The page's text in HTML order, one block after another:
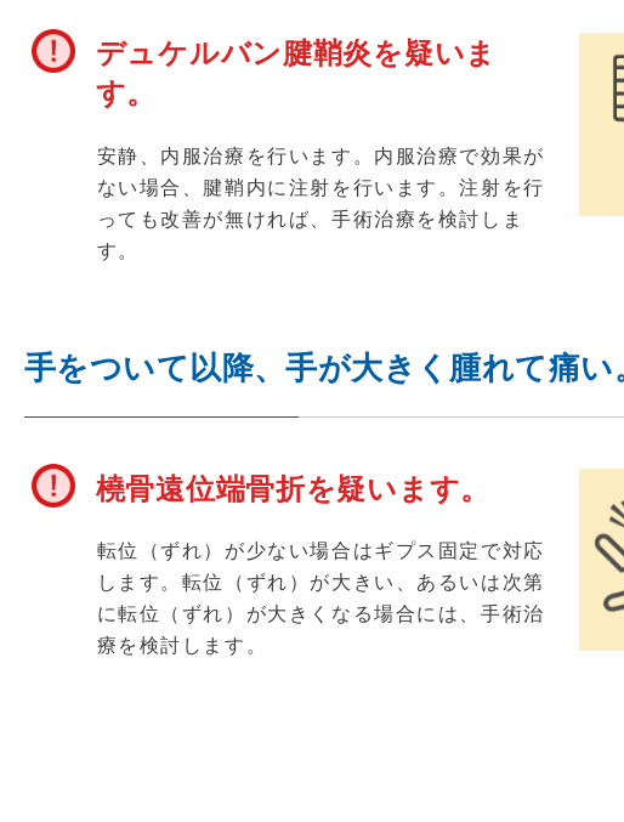
デュケルバン腱鞘炎を疑いま
す。
安静、内服治療を行います。内服治療で効果が
ない場合、腱鞘内に注射を行います。注射を行
っても改善が無ければ、手術治療を検討しま
す。
手をついて以降、手が大きく腫れて痛い
橈骨遠位端骨折を疑います。
転位（ずれ）が少ない場合はギプス固定で対応
します。転位（ずれ）が大きい、あるいは次第
に転位（ずれ）が大きくなる場合には、手術治
療を検討します。